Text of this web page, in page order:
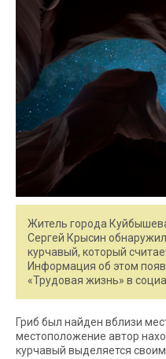
Житель города
Сергей Крысин
курчавый, который
Информация об этом
«Трудовая жизнь» в
Гриб был найден вблизи
местоположение автор
курчавый выделяется